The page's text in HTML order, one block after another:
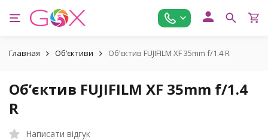
Главная Обʼєктиви Обʼєктив FUJIFILM XF 35mm f/1.4 R
Обʼєктив FUJIFILM XF 35mm f/1.4
R
Написати відгук